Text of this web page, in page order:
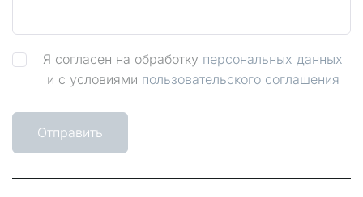
Я согласен на обработку персональных данных
и с условиями пользовательского соглашения
Отправить